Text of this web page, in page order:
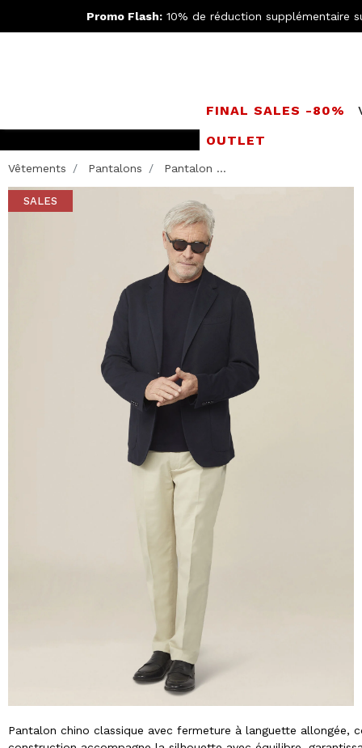
Promo Flash: 10% de réduction supplémentaire
FINAL SALES -80%
OUTLETRejoignez le
Vêtements Pantalons Pantalon ...
SALES
Pantalon chino classique avec fermeture à languette allongée,